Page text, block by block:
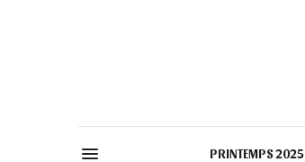
PRINTEMPS 2025